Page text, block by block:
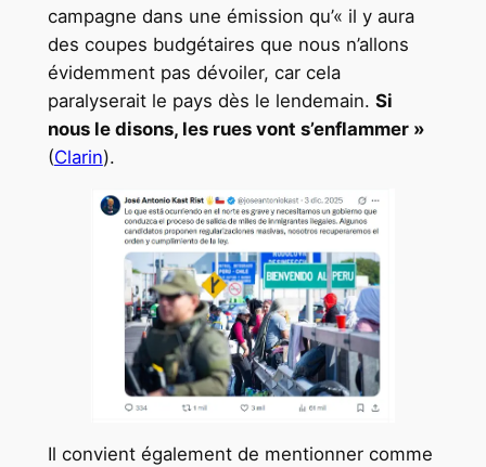
campagne dans une émission qu’« il y aura
des coupes budgétaires que nous n’allons
évidemment pas dévoiler, car cela
paralyserait le pays dès le lendemain. Si
nous le disons, les rues vont s’enflammer »
(Clarin).
Il convient également de mentionner comme